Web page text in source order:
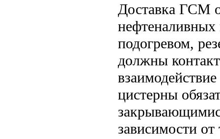
Доставка ГСМ
нефтеналивных
подогревом,
должны
цистерны
зависимости